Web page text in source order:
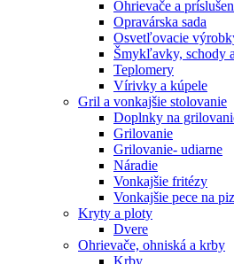
Ohrievače a
Opravárska sada
Osvetľovacie
Šmykľavky, schody
Teplomery
Vírivky a kúpele
Gril a vonkajšie stolovanie
Doplnky na
Grilovanie
Grilovanie- udiarne
Náradie
Vonkajšie fritézy
Vonkajšie pece na
Kryty a ploty
Dvere
Ohrievače, ohniská a krby
Krby